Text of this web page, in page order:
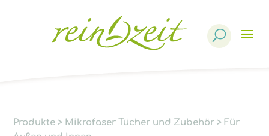
Produkte > Mikrofaser Tücher und Zubehör > Für